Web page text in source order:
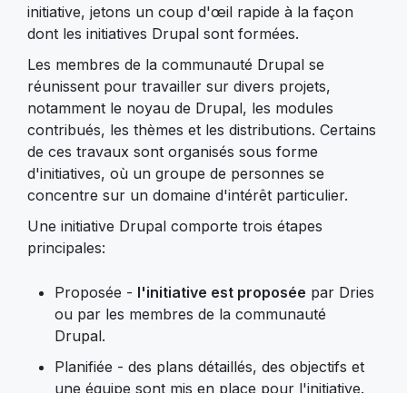
initiative, jetons un coup d'œil rapide à la façon
dont les initiatives Drupal sont formées.
Les membres de la communauté Drupal se
réunissent pour travailler sur divers projets,
notamment le noyau de Drupal, les modules
contribués, les thèmes et les distributions. Certains
de ces travaux sont organisés sous forme
d'initiatives, où un groupe de personnes se
concentre sur un domaine d'intérêt particulier.
Une initiative Drupal comporte trois étapes
principales:
Proposée - l'initiative est proposée par Dries
ou par les membres de la communauté
Drupal.
Planifiée - des plans détaillés, des objectifs et
une équipe sont mis en place pour l'initiative.